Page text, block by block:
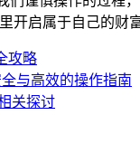
开启属于自己的财富
攻略
与高效的操作指南
关探讨